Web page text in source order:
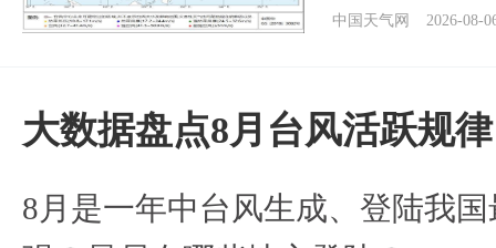
中国天气网 2026-08-
大数据盘点8月台风活跃规律
8月是一年中台风生成、登陆我